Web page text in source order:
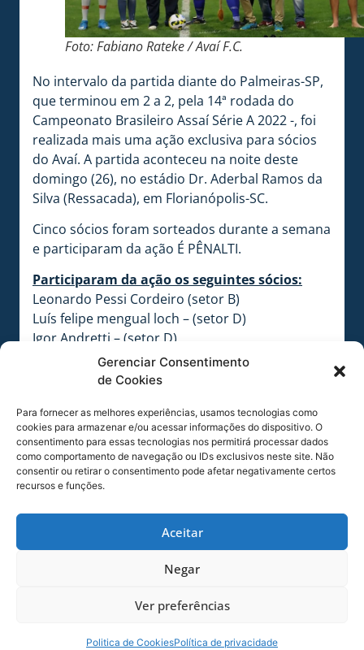
Gerenciar Consentimento
de Cookies
Para fornecer as melhores experiências, usamos tecnologias como
cookies para armazenar e/ou acessar informações do dispositivo. O
consentimento para essas tecnologias nos permitirá processar dados
como comportamento de navegação ou IDs exclusivos neste site. Não
consentir ou retirar o consentimento pode afetar negativamente certos
recursos e funções.
Aceitar
Negar
Ver preferências
Politica de CookiesPolítica de privacidade
Foto: Fabiano Rateke / Avaí F.C.
No intervalo da partida diante do Palmeiras-SP,
que terminou em 2 a 2, pela 14ª rodada do
Campeonato Brasileiro Assaí Série A 2022 -, foi
realizada mais uma ação exclusiva para sócios
do Avaí. A partida aconteceu na noite deste
domingo (26), no estádio Dr. Aderbal Ramos da
Silva (Ressacada), em Florianópolis-SC.
Cinco sócios foram sorteados durante a semana
e participaram da ação É PÊNALTI.
Participaram da ação os seguintes sócios:
Leonardo Pessi Cordeiro (setor B)
Luís felipe mengual loch – (setor D)
Igor Andretti – (setor D)
Valmir Paulo Gomes de Oliveira – (setor B)
Felipe dos Santos – (setor D)
Após os chutes, todos os sócios ganharam um
KIT do Avaí, com produtos licenciados e
registraram uma foto oficial.
basta o torcedor ser sócio e estar em dia com a
COMPARTILHE ESSA NOTÍCIA
MAIS NOTÍCIAS